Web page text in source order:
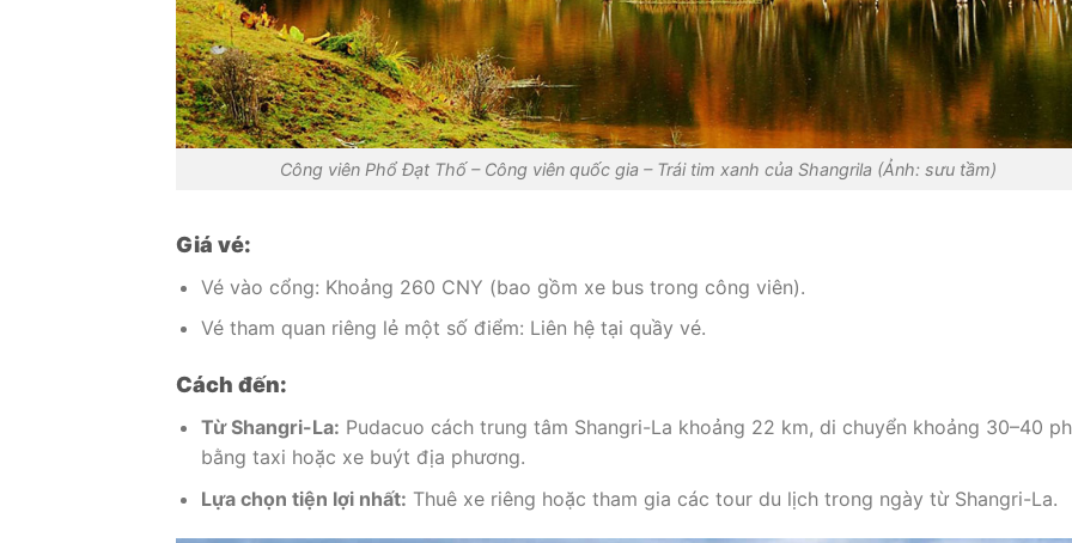
Công viên Phổ Đạt Thố – Công viên quốc gia – Trái tim xanh của Shangrila (Ảnh: sưu tầm)
Giá vé:
Vé vào cổng: Khoảng 260 CNY (bao gồm xe bus trong công viên).
Vé tham quan riêng lẻ một số điểm: Liên hệ tại quầy vé.
Cách đến:
Từ Shangri-La: Pudacuo cách trung tâm Shangri-La khoảng 22 km, di chuyển khoảng 30–40
bằng taxi hoặc xe buýt địa phương.
Lựa chọn tiện lợi nhất: Thuê xe riêng hoặc tham gia các tour du lịch trong ngày từ Shangri-La.